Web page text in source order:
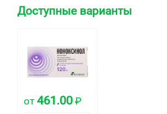
Доступные варианты
от461.00 ₽